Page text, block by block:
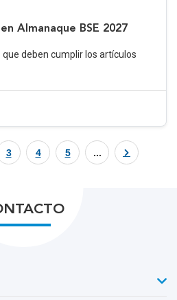
Almanaque BSE 2027
deben cumplir los artículos
3 4 5 ...